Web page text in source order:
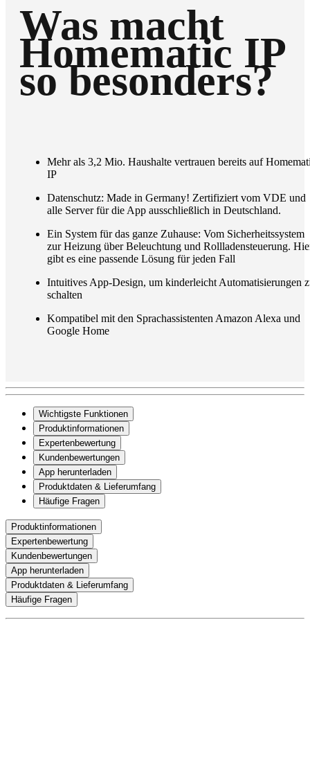
Was macht
Homematic IP
so besonders?
Mehr als 3,2 Mio. Haushalte vertrauen bereits auf
IP
Datenschutz: Made in Germany! Zertifiziert vom VDE und
alle Server für die App ausschließlich in Deutschland.
Ein System für das ganze Zuhause: Vom Sicherheitssystem
zur Heizung über Beleuchtung und Rollladensteuerung.
gibt es eine passende Lösung für jeden Fall
Intuitives App-Design, um kinderleicht Automatisierungen
schalten
Kompatibel mit den Sprachassistenten Amazon Alexa und
Google Home
Wichtigste Funktionen
Produktinformationen
Expertenbewertung
Kundenbewertungen
App herunterladen
Produktdaten & Lieferumfang
Häufige Fragen
Produktinformationen
Expertenbewertung
Kundenbewertungen
App herunterladen
Produktdaten & Lieferumfang
Häufige Fragen